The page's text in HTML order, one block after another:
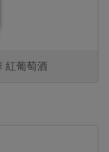
紅葡萄酒